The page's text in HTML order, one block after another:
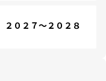
０２７～２０２８